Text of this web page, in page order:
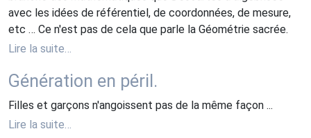
avec les idées de référentiel, de coordonnées, de mesure,
etc … Ce n'est pas de cela que parle la Géométrie sacrée.
Lire la suite…
Génération en péril.
Filles et garçons n'angoissent pas de la même façon ...
Lire la suite…